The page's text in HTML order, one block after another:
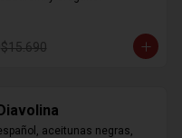
$15.690
aceitunas negras,